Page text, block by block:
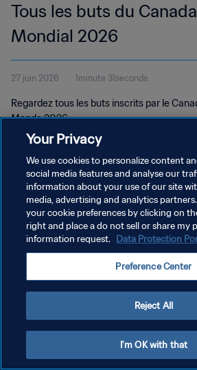
Tous les buts du
Mondial 2026
27 juin 2026 1minute 31seconde
Regardez tous les buts inscrits par le
Monde 2026.
POLITIQUE DE CONFIDENTIALITÉ
CONDITIONS D'UTILISATION
GÉRER VOS PRÉFÉRENCES SUR LES COOKIES
Your Privacy
We use cookies to personalize content
social media features and analyse our
information about your use of our site
media, advertising and analytics
your cookie preferences by clicking on
right and place a do not sell or share my
information request. Data Protection
Preference Center
Reject All
I'm OK with that